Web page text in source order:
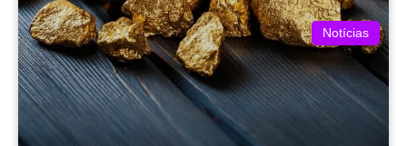
Notícias